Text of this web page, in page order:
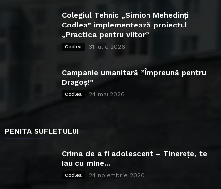
Colegiul Tehnic „Simion Mehedinți
Codlea” implementează proiectul
„Practica pentru viitor”
Codlea 31 iulie 2026
Campanie umanitară ”Împreună pentru
Dragoș!”
Codlea 24 mai 2026
PENITA SUFLETULUI
Crima de a fi adolescent – Tinerețe, te
iau cu mine...
Codlea 24 noiembrie 2020